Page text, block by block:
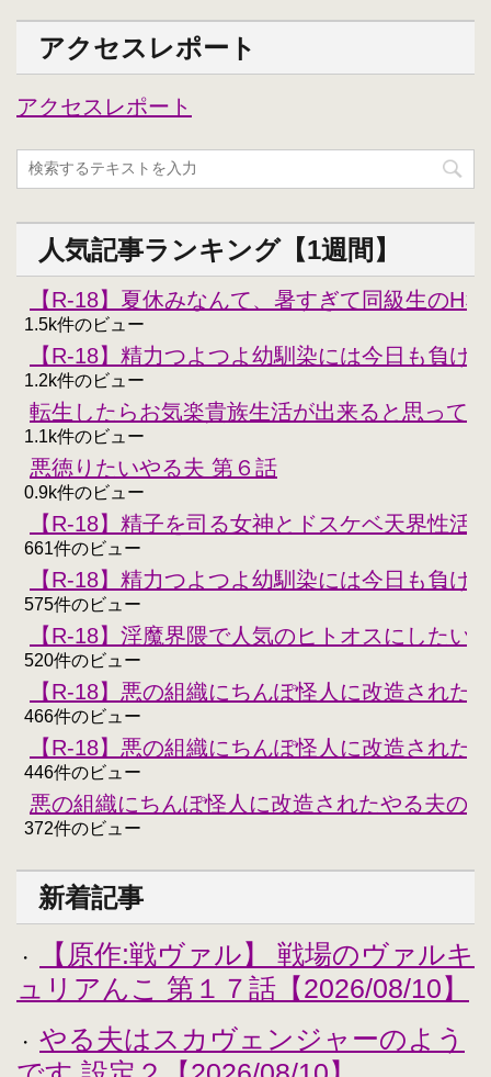
アクセスレポート
アクセスレポート
人気記事ランキング【1週間】
【R-18】夏休みなんて、暑すぎて同級生のH
1.5k件のビュー
【R-18】精力つよつよ幼馴染には今日も負け
1.2k件のビュー
転生したらお気楽貴族生活が出来ると思って
1.1k件のビュー
悪徳りたいやる夫 第６話
0.9k件のビュー
【R-18】精子を司る女神とドスケベ天界性活
661件のビュー
【R-18】精力つよつよ幼馴染には今日も負け
575件のビュー
【R-18】淫魔界隈で人気のヒトオスにしたい
520件のビュー
【R-18】悪の組織にちんぽ怪人に改造された
466件のビュー
【R-18】悪の組織にちんぽ怪人に改造された
446件のビュー
悪の組織にちんぽ怪人に改造されたやる夫の
372件のビュー
新着記事
・
【原作:戦ヴァル】 戦場のヴァルキ
ュリアんこ 第１７話【2026/08/10】
・
やる夫はスカヴェンジャーのよう